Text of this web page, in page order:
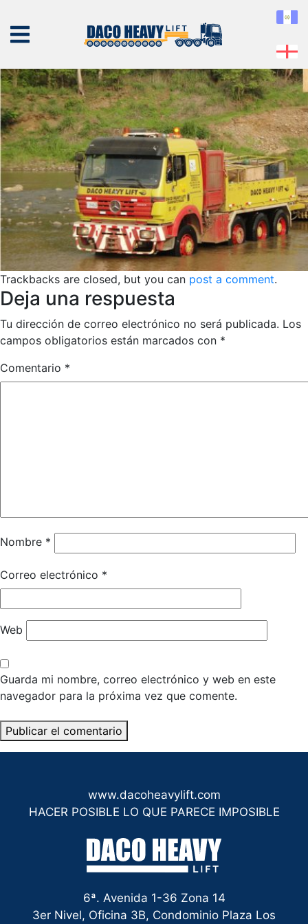
NOSOTROS
EQUIPO
SERVICIOS
PROYECTOS
CONTÁCTENOS
Published 25 de January de 2019at1200 × 450
Trackbacks are closed, but you can post a comment.
Deja una respuesta
Tu dirección de correo electrónico no será publicada. Los
campos obligatorios están marcados con *
Comentario *
Nombre *
Correo electrónico *
Web
Guarda mi nombre, correo electrónico y web en este
navegador para la próxima vez que comente.
www.dacoheavylift.com
HACER POSIBLE LO QUE PARECE IMPOSIBLE
6ª. Avenida 1-36 Zona 14
3er Nivel, Oficina 3B, Condominio Plaza Los